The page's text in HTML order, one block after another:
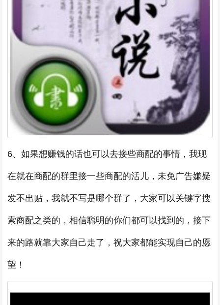
6、如果想赚钱的话也可以去接些商配的事情，我现
在就在商配的群里接一些商配的活儿，未免广告嫌疑
发不出贴，我就不写是哪个群了，大家可以关键字搜
索商配之类的，相信聪明的你们都可以找到的，接下
来的路就靠大家自己走了，祝大家都能实现自己的愿
望！